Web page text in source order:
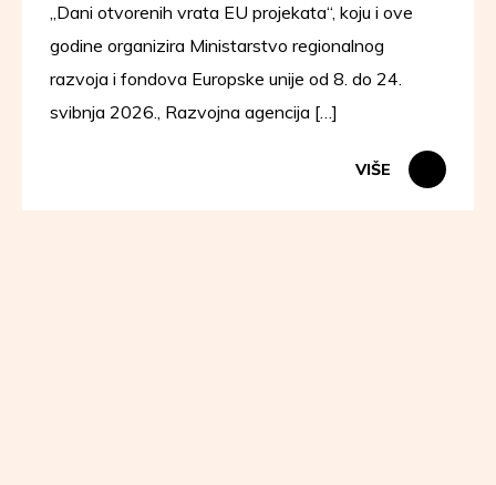
„Dani otvorenih vrata EU projekata“, koju i ove
godine organizira Ministarstvo regionalnog
razvoja i fondova Europske unije od 8. do 24.
svibnja 2026., Razvojna agencija […]
VIŠE